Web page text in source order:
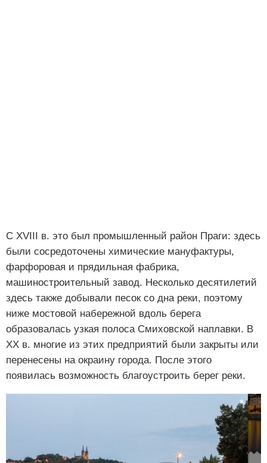
С XVIII в. это был промышленный район Праги: здесь
были сосредоточены химические мануфактуры,
фарфоровая и прядильная фабрика,
машиностроительный завод. Несколько десятилетий
здесь также добывали песок со дна реки, поэтому
ниже мостовой набережной вдоль берега
образовалась узкая полоса Смиховской наплавки. В
XX в. многие из этих предприятий были закрыты или
перенесены на окраину города. После этого
появилась возможность благоустроить берег реки.